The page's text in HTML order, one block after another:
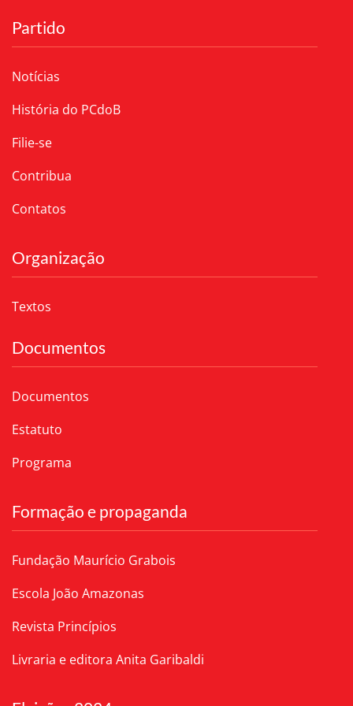
Partido
Notícias
História do PCdoB
Filie-se
Contribua
Contatos
Organização
Textos
Documentos
Documentos
Estatuto
Programa
Formação e propaganda
Fundação Maurício Grabois
Escola João Amazonas
Revista Princípios
Livraria e editora Anita Garibaldi